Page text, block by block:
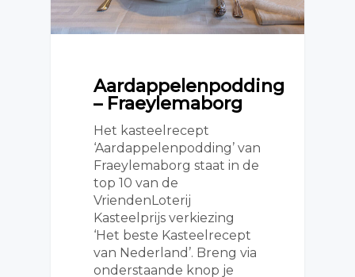
Aardappelenpodding
– Fraeylemaborg
Het kasteelrecept
‘Aardappelenpodding’ van
Fraeylemaborg staat in de
top 10 van de
VriendenLoterij
Kasteelprijs verkiezing
‘Het beste Kasteelrecept
van Nederland’. Breng via
onderstaande knop je